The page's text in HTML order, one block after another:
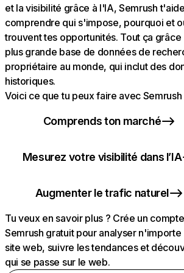
et la visibilité grâce à l'IA, Semrush
comprendre qui s'impose, pourquoi et
trouvent tes opportunités. Tout ça grâce
plus grande base de données de
propriétaire au monde, qui inclut des
historiques.
Voici ce que tu peux faire avec Semrush
Comprends ton marché
Mesurez votre visibilité dans l’IA
Augmenter le trafic naturel
Tu veux en savoir plus ? Crée un compte
Semrush gratuit pour analyser n'importe
site web, suivre les tendances et
qui se passe sur le web.